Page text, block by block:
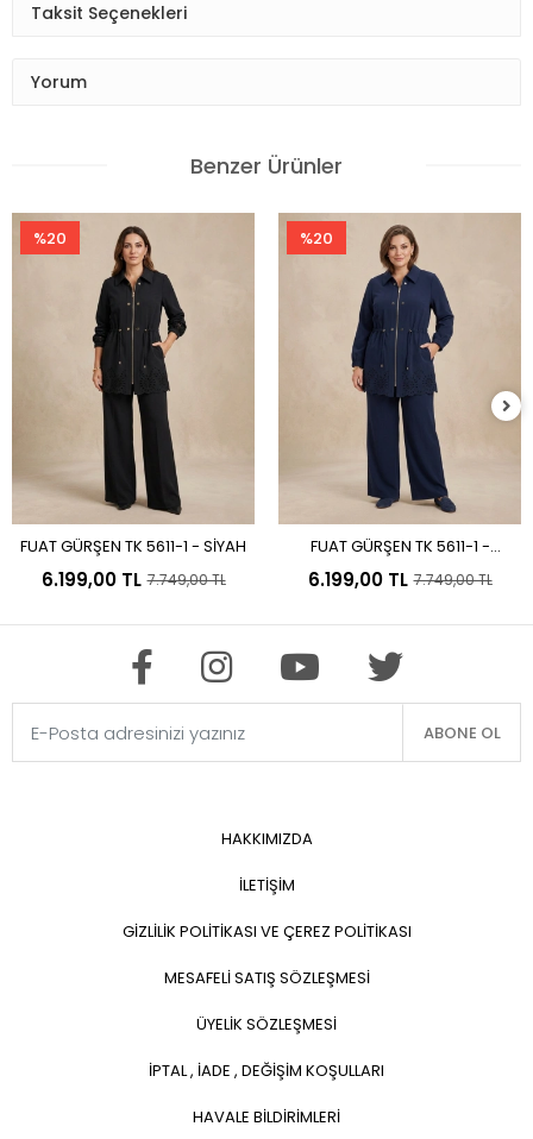
Taksit Seçenekleri
Yorum
Benzer Ürünler
%20
Sepete Ekle
FUAT GÜRŞEN TK 5611-1 - SİYAH
6.199,00 TL 7.749,00 TL
%20
Sepete Ekle
FUAT GÜRŞEN TK 5611-1 -
LACİVERT
6.199,00 TL 7.749,00 TL
ABONE OL
HAKKIMIZDA
İLETİŞİM
GİZLİLİK POLİTİKASI VE ÇEREZ POLİTİKASI
MESAFELİ SATIŞ SÖZLEŞMESİ
ÜYELİK SÖZLEŞMESİ
İPTAL , İADE , DEĞİŞİM KOŞULLARI
HAVALE BİLDİRİMLERİ